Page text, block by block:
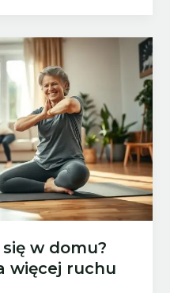
w domu?
więcej ruchu